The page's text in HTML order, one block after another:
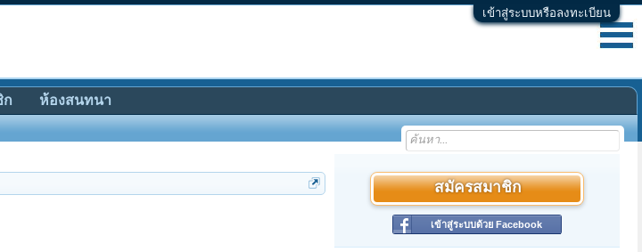
เข้าสู่ระบบหรือลงทะเบียน
สมัครสมาชิก
เข้าสู่ระบบด้วย Facebook
ก ห้องสนทนา